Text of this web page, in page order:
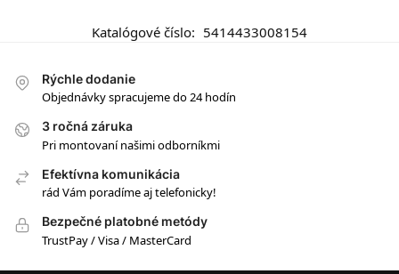
Katalógové číslo: 5414433008154
Rýchle dodanie
Objednávky spracujeme do 24 hodín
3 ročná záruka
Pri montovaní našimi odborníkmi
Efektívna komunikácia
rád Vám poradíme aj telefonicky!
Bezpečné platobné metódy
TrustPay / Visa / MasterCard